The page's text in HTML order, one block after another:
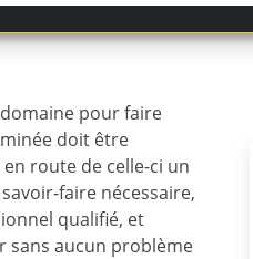
pour faire
doit être
route de celle-ci un
faire nécessaire,
qualifié, et
sans aucun problème